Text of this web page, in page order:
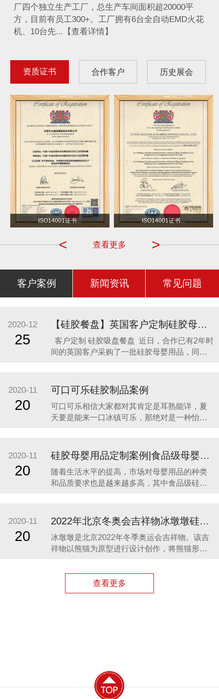
厂四个独立生产工厂，总生产车间面积超20000平
方，目前有员工300+。工厂拥有6台全自动EMD火花
机、10台先...【查看详情】
资质证书 合作客户 历史展会
ISO14001证书... ISO14001证书...
>
查看更多
<
沃尔玛 小不点 DOT
客户案例 新闻资讯 常见问题
2020-12
25
【硅胶餐盘】英国客户定制硅胶母婴用品 硅胶吸盘餐盘
客户定制 硅胶吸盘餐盘 近日，合作已有2年时
间的英国客户采购了一批硅胶母婴用品，同时
价格最合理，服务最贴心，正如两年来多次合
作一样。众盛硅胶不是硅胶制品行业内最好
的，但绝对是他合作过众多硅胶制品
2020-11
20
可口可乐硅胶制品案例
可口可乐相信大家都对其肯定是耳熟能详，夏
天要是能来一口冰镇可乐，那绝对是一种怡神
关联呢？ 2014年可口可乐找到我们的时候，我
们也是非常的惊讶，以为是在开玩笑。他们却
很认真的告诉我们，他们想开发一款创意有代
2020-11
20
硅胶母婴用品定制案例|食品级母婴硅胶制品
随着生活水平的提高，市场对母婴用品的种类
和品质要求也是越来越多高，其中食品级硅胶
品的的主要材料之一。众盛硅胶厂家在硅胶制
品行业深耕23年，生产的硅胶母婴用品全球使
用用户超百万。 今天我们就来分享几款热卖的
硅胶母婴
2020-11
20
2022年北京冬奥会吉祥物冰墩墩硅胶制品生产案例
冰墩墩是北京2022年冬季奥运会吉祥物。该吉
祥物以熊猫为原型进行设计创作，将熊猫形象
心，奥运组委会将吉祥物冰墩墩放到东莞生
产，而众盛硅胶也有幸参与了冰墩墩的生产制
查看更多